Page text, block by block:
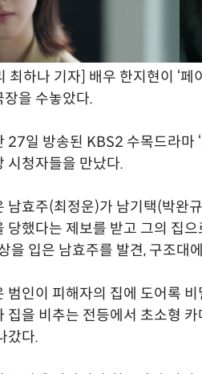
최하나 기자] 배우 한지현이 ‘
을 수놓았다.
27일 방송된 KBS2 수목드라마
시청자들을 만났다.
남효주(최정운)가 남기택(박완
당했다는 제보를 받고 그의 집
을 입은 남효주를 발견, 구조대
범인이 피해자의 집에 도어록
집을 비추는 전등에서 초소형
갔다.